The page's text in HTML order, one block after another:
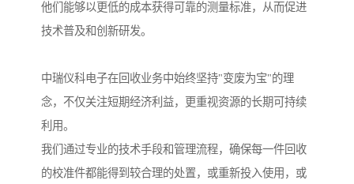
他们能够以更低的成本获得可靠的测量标准，从而促进
技术普及和创新研发。
中瑞仪科电子在回收业务中始终坚持"变废为宝"的理
念，不仅关注短期经济利益，更重视资源的长期可持续
利用。
我们通过专业的技术手段和管理流程，确保每一件回收
的校准件都能得到较合理的处置，或重新投入使用，或